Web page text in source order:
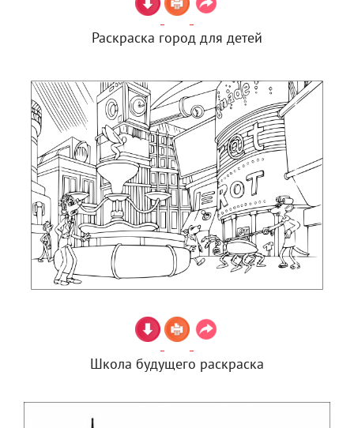
Раскраска город для детей
Школа будущего раскраска